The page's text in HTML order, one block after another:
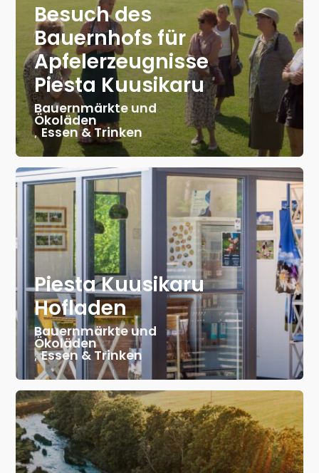
Besuch des
Bauernhofs für
Apfelerzeugnisse
Piesta Kuusikaru
Bauernmärkte und
Ökoläden
, Essen & Trinken
Piesta Kuusikaru
Hofladen
Bauernmärkte und
Ökoläden
,Essen & Trinken